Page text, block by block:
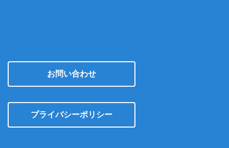
お問い合わせ
プライバシーポリシー